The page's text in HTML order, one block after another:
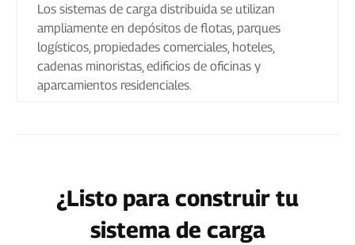
Los sistemas de carga distribuida se utilizan
ampliamente en depósitos de flotas, parques
logísticos, propiedades comerciales, hoteles,
cadenas minoristas, edificios de oficinas y
aparcamientos residenciales.
¿Listo para construir tu
sistema de carga